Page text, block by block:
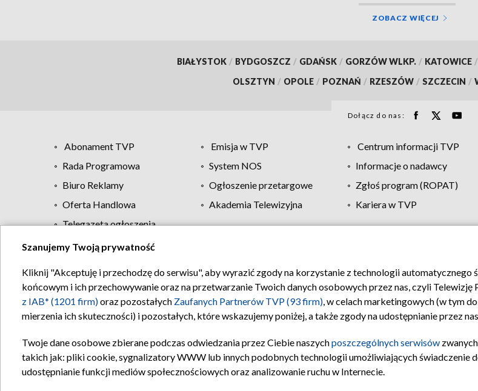
ZOBACZ WIĘCEJ
BIAŁYSTOK / BYDGOSZCZ / GDAŃSK / GORZÓW WLKP. / KATOWICE /
OLSZTYN / OPOLE / POZNAŃ / RZESZÓW / SZCZECIN /
Dołącz do nas:
Abonament TVP Emisja w TVP Centrum informacji TVP
Rada Programowa
System NOS Informacje o nadawcy
Biuro Reklamy
Ogłoszenie przetargowe Zgłoś program (ROPAT)
Oferta Handlowa
Akademia Telewizyjna Kariera w TVP
Telegazeta ogłoszenia
Regulamin TVP Polityka prywatności Moje zgody
Szanujemy Twoją prywatność
Kliknij "Akceptuję i przechodzę do serwisu", aby wyrazić zgody na korzystanie z technologii automatycznego
końcowym i ich przechowywanie oraz na przetwarzanie Twoich danych osobowych przez nas, czyli Telewizję
z IAB* (1201 firm)oraz pozostałych Zaufanych Partnerów TVP (93 firm), w celach marketingowych (w tym
mierzenia ich skuteczności) i pozostałych, które wskazujemy poniżej, a także zgody na udostępnianie przez
Twoje dane osobowe zbierane podczas odwiedzania przez Ciebie naszychposzczególnych serwisów
takich jak: pliki cookie, sygnalizatory WWW lub innych podobnych technologii umożliwiających świadczenie
udostępnianie funkcji mediów społecznościowych oraz analizowanie ruchu w Internecie.